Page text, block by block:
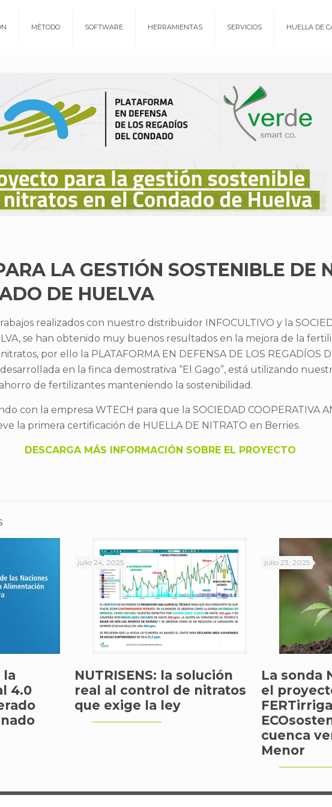
MÉTODO SOFTWARE HERRAMIENTAS SERVICIOS HUELLA DE
LA GESTIÓN SOSTENIBLE DE
DE HUELVA
realizados con nuestro distribuidor INFOCULTIVO y la
se han obtenido muy buenos resultados en la mejora de la
por ello la PLATAFORMA EN DEFENSA DE LOS REGADÍOS
en la finca demostrativa “El Gago”, está utilizando
de fertilizantes manteniendo la sostenibilidad.
con la empresa WTECH para que la SOCIEDAD COOPERATIVA
la primera certificación de HUELLA DE NITRATO en Berries.
DESCARGA MÁS INFORMACIÓN SOBRE EL PROYECTO
la
4.0
julio 24, 2025
NUTRISENS: la solución
real al control de nitratos
que exige la ley
julio 23, 2025
La sonda
el
cuenca
Menor